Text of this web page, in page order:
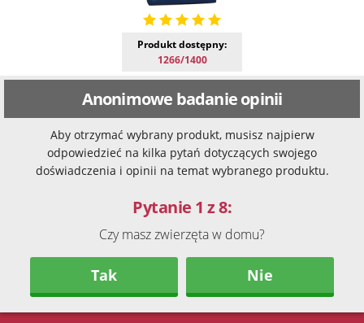
Produkt dostępny:
1266/1400
Anonimowe badanie opinii
Aby otrzymać wybrany produkt, musisz najpierw
odpowiedzieć na kilka pytań dotyczących swojego
doświadczenia i opinii na temat wybranego produktu.
Pytanie 1 z 8:
Czy masz zwierzęta w domu?
Tak Nie